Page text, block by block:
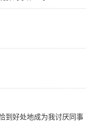
到好处地成为我讨厌同事